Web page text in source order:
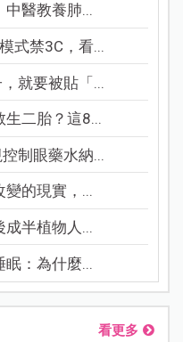
中醫教養肺...
式禁3C，看...
就要被貼「...
二胎？這8...
制眼藥水納...
變的現實，...
半植物人...
：為什麼...
看更多